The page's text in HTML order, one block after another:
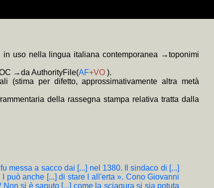
in uso nella lingua italiana contemporanea →toponimi
→da AuthorityFile(AF+VO ).
(stima per difetto, approssimativamente altra metà
della rassegna stampa relativa tratta dalla
messa a sacco dai [...] nel 1380. Il sindaco di [...]
può anche [...] di stare I all'erta ». Cono Giovanni
si è saputo [...] come la sciagura si sia potuta